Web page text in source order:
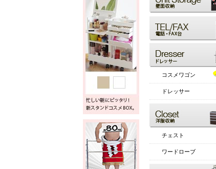
コスメワゴン
ドレッサー
チェスト
ワードローブ